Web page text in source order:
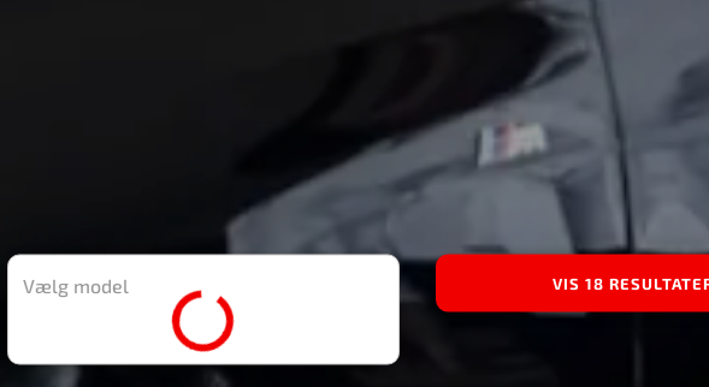
Vælg model VIS 18